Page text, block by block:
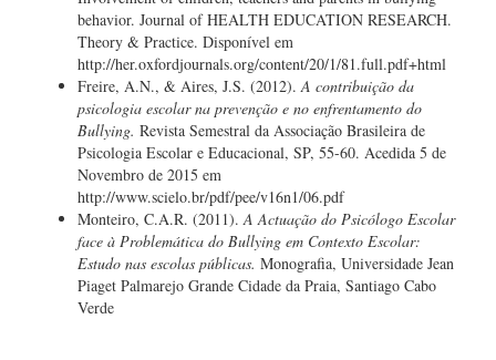
behavior. Journal of HEALTH EDUCATION RESEARCH.
Theory & Practice. Disponível em
http://her.oxfordjournals.org/content/20/1/81.full.pdf+html
Freire, A.N., & Aires, J.S. (2012).A contribuição da
psicologia escolar na prevenção e no enfrentamento do
Bullying. Revista Semestral da Associação Brasileira de
Psicologia Escolar e Educacional, SP, 55-60. Acedida 5 de
Novembro de 2015 em
http://www.scielo.br/pdf/pee/v16n1/06.pdf
Monteiro, C.A.R. (2011).A Actuação do Psicólogo Escolar
face à Problemática do Bullying em Contexto Escolar:
Estudo nas escolas públicas. Monografia, Universidade Jean
Piaget Palmarejo Grande Cidade da Praia, Santiago Cabo
Verde